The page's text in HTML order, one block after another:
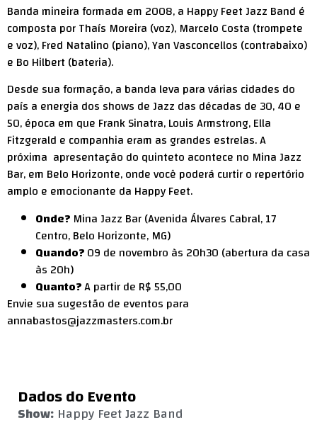
Banda mineira formada em 2008, a Happy Feet Jazz Band é
composta por Thaís Moreira (voz), Marcelo Costa (trompete
e voz), Fred Natalino (piano), Yan Vasconcellos (contrabaixo)
e Bo Hilbert (bateria).
Desde sua formação, a banda leva para várias cidades do
país a energia dos shows de Jazz das décadas de 30, 40 e
50, época em que Frank Sinatra, Louis Armstrong, Ella
Fitzgerald e companhia eram as grandes estrelas. A
próxima apresentação do quinteto acontece no Mina Jazz
Bar, em Belo Horizonte, onde você poderá curtir o repertório
amplo e emocionante da Happy Feet.
Onde? Mina Jazz Bar (Avenida Álvares Cabral, 17
Centro, Belo Horizonte, MG)
Quando?09 de novembro às 20h30 (abertura da casa
às 20h)
Quanto?A partir de R$ 55,00
Envie sua sugestão de eventos para
annabastos@jazzmasters.com.br
Dados do Evento
Show: Happy Feet Jazz Band